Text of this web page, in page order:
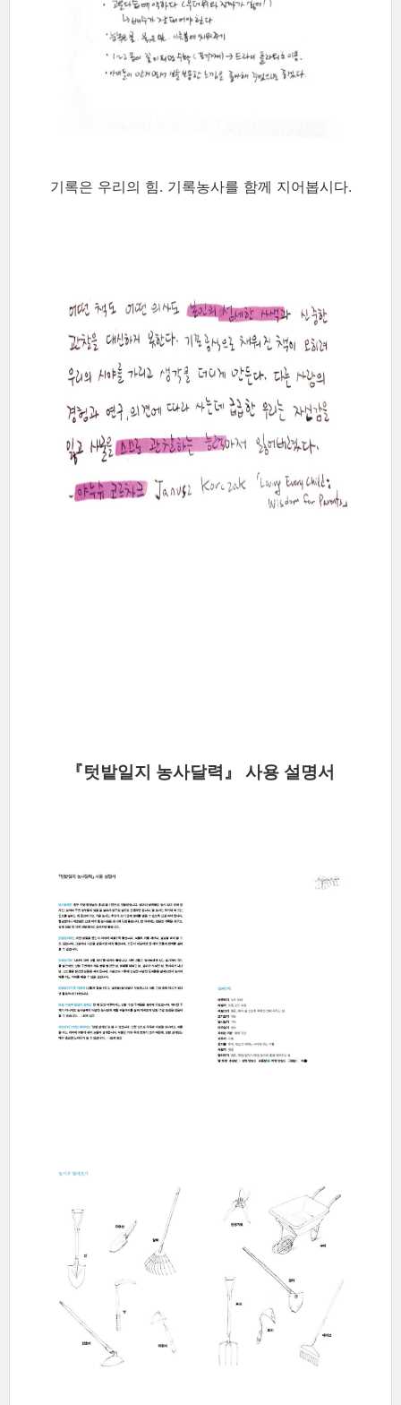
기록은 우리의 힘. 기록농사를 함께 지어봅시다.
『텃밭일지 농사달력』 사용 설명서